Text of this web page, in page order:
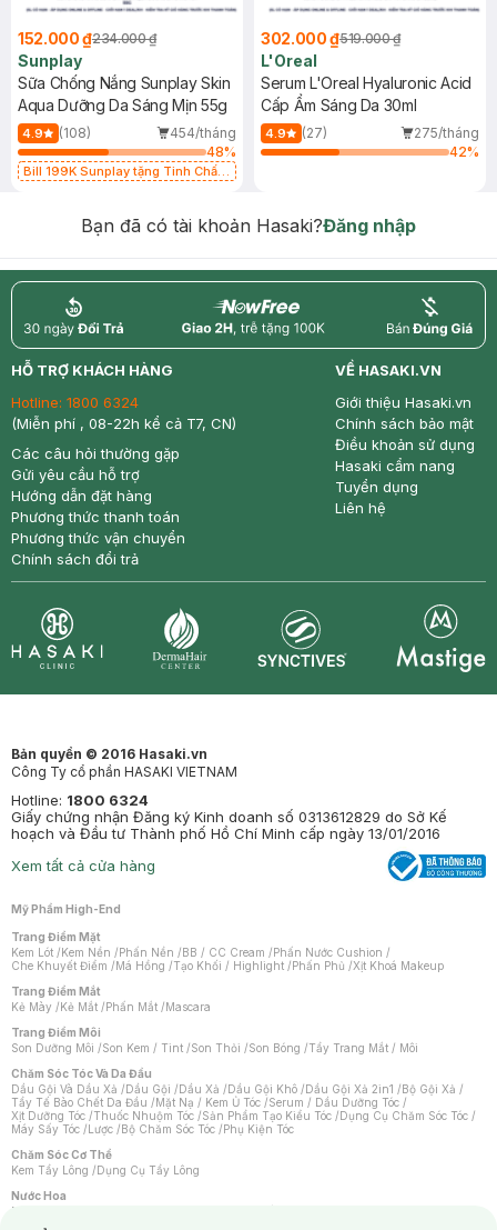
152.000 ₫234.000 ₫
Sunplay
Sữa Chống Nắng Sunplay Skin
Aqua Dưỡng Da Sáng Mịn 55g
4.9 (108)
454/tháng
48%
Bill 199K Sunplay tặng Tinh Chất
302.000 ₫519.000 ₫
L'Oreal
Serum L'Oreal Hyaluronic Acid
Cấp Ẩm Sáng Da 30ml
4.9 (27)
275/tháng
42%
Bạn đã có tài khoản Hasaki?Đăng nhập
return nowfree price
HỖ TRỢ KHÁCH HÀNG
Hotline: 1800 6324
(Miễn phí , 08-22h kể cả T7, CN)
Các câu hỏi thường gặp
Gửi yêu cầu hỗ trợ
Hướng dẫn đặt hàng
Phương thức thanh toán
Phương thức vận chuyển
Chính sách đổi trả
VỀ HASAKI.VN
Giới thiệu Hasaki.vn
Chính sách bảo mật
Điều khoản sử dụng
Hasaki cẩm nang
Tuyển dụng
Liên hệ
Bản quyền © 2016 Hasaki.vn
Công Ty cổ phần HASAKI VIETNAM
Hotline: 1800 6324
Giấy chứng nhận Đăng ký Kinh doanh số 0313612829 do Sở Kế
hoạch và Đầu tư Thành phố Hồ Chí Minh cấp ngày 13/01/2016
Xem tất cả cửa hàng
Mỹ Phẩm High-End
Trang Điểm Mặt
Kem Lót /Kem Nền /Phấn Nền /BB / CC Cream /Phấn Nước Cushion /
Che Khuyết Điểm /Má Hồng /Tạo Khối / Highlight /Phấn Phủ /Xịt Khoá Makeup
Trang Điểm Mắt
Kẻ Mày /Kẻ Mắt /Phấn Mắt /Mascara
Trang Điểm Môi
Son Dưỡng Môi /Son Kem / Tint /Son Thỏi /Son Bóng /Tẩy Trang Mắt / Môi
Chăm Sóc Tóc Và Da Đầu
Dầu Gội Và Dầu Xả /Dầu Gội /Dầu Xả /Dầu Gội Khô /Dầu Gội Xả 2in1 /Bộ Gội Xả /
Tẩy Tế Bào Chết Da Đầu /Mặt Nạ / Kem Ủ Tóc /Serum / Dầu Dưỡng Tóc /
Xịt Dưỡng Tóc /Thuốc Nhuộm Tóc /Sản Phẩm Tạo Kiểu Tóc /Dụng Cụ Chăm Sóc Tóc /
Máy Sấy Tóc /Lược /Bộ Chăm Sóc Tóc /Phụ Kiện Tóc
Chăm Sóc Cơ Thể
Kem Tẩy Lông /Dụng Cụ Tẩy Lông
Nước Hoa
Nước Hoa Nữ